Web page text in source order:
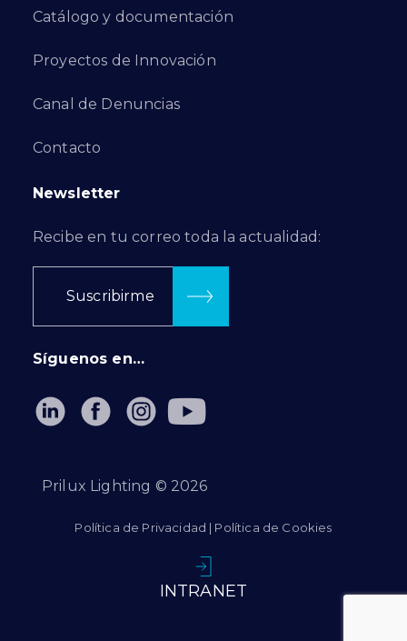
Catálogo y documentación
Proyectos de Innovación
Canal de Denuncias
Contacto
Newsletter
Recibe en tu correo toda la actualidad:
Suscribirme
Síguenos en…
Prilux Lighting © 2026
Política de Privacidad | Política de Cookies
INTRANET